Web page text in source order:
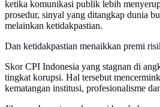
ketika komunikasi publik lebih
prosedur, sinyal yang ditangkap dunia
melainkan ketidakpastian.
Dan ketidakpastian menaikkan premi
Skor CPI Indonesia yang stagnan di
tingkat korupsi. Hal tersebut
kematangan institusi, profesionalisme